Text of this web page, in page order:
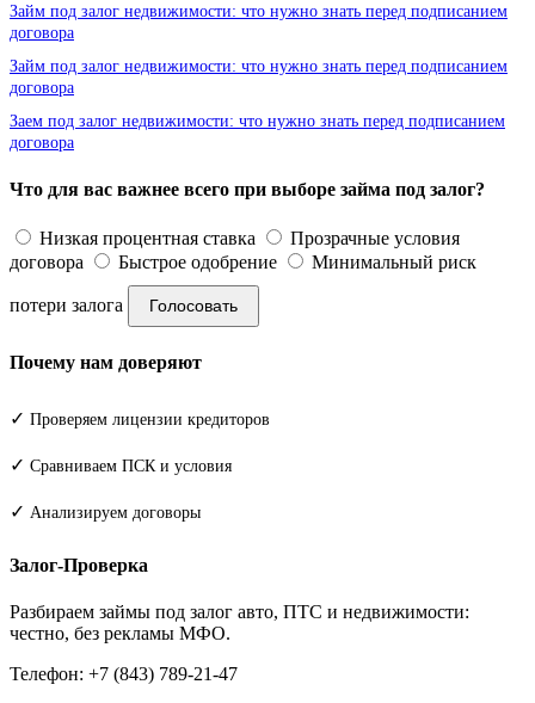
Займ под залог недвижимости: что нужно знать перед подписанием
договора
Займ под залог недвижимости: что нужно знать перед подписанием
договора
Заем под залог недвижимости: что нужно знать перед подписанием
договора
Что для вас важнее всего при выборе займа под залог?
Низкая процентная ставка
Прозрачные условия
договора
Быстрое одобрение Минимальный риск
потери залога Голосовать
Почему нам доверяют
✓ Проверяем лицензии кредиторов
✓ Сравниваем ПСК и условия
✓ Анализируем договоры
Залог-Проверка
Разбираем займы под залог авто, ПТС и недвижимости:
честно, без рекламы МФО.
Телефон: +7 (843) 789-21-47